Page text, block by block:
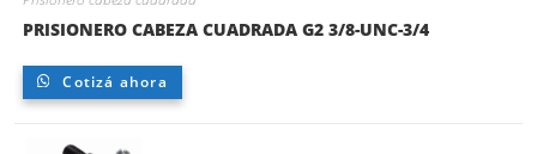
PRISIONERO CABEZA CUADRADA G2 3/8-UNC-3/4
Cotizá ahora